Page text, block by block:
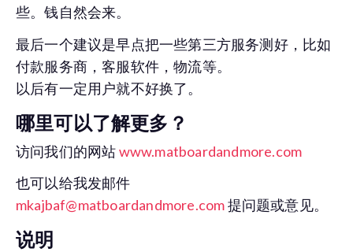
些。钱自然会来。
最后一个建议是早点把一些第三方服务测好，比如
付款服务商，客服软件，物流等。
以后有一定用户就不好换了。
哪里可以了解更多？
访问我们的网站www.matboardandmore.com
也可以给我发邮件
mkajbaf@matboardandmore.com提问题或意见。
说明